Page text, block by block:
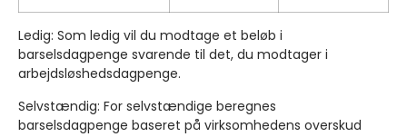
Ledig: Som ledig vil du modtage et beløb i
barselsdagpenge svarende til det, du modtager i
arbejdsløshedsdagpenge.
Selvstændig: For selvstændige beregnes
barselsdagpenge baseret på virksomhedens overskud